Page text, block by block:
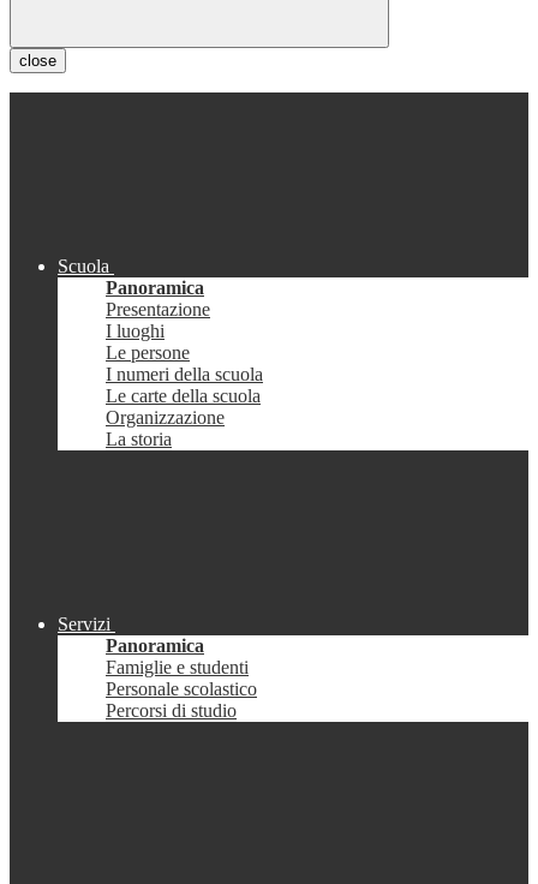
close
Scuola
Panoramica
Presentazione
I luoghi
Le persone
I numeri della scuola
Le carte della scuola
Organizzazione
La storia
Servizi
Panoramica
Famiglie e studenti
Personale scolastico
Percorsi di studio